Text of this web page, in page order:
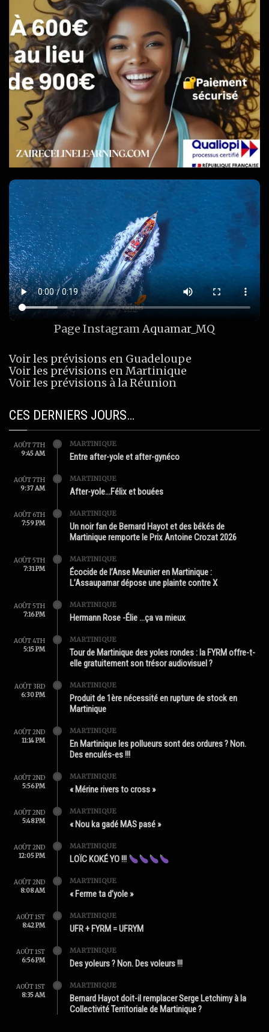
Page InstagramAquamar_MQ
Voir les prévisions en Guadeloupe
Voir les prévisions en Martinique
Voir les prévisions à la Réunion
CES DERNIERS JOURS…
AOÛT 7TH
9:45 AM
MARTINIQUE
Entre after-yole et after-gynéco
AOÛT 7TH
9:37 AM
MARTINIQUE
After-yole…Félix et bouées
AOÛT 6TH
7:59 PM
MARTINIQUE
Un noir fan de Bernard Hayot et des békés de
Martinique remporte le Prix Antoine Crozat 2026
AOÛT 5TH
7:31 PM
MARTINIQUE
Écocide de l’Anse Meunier en Martinique :
L’Assaupamar dépose une plainte contre X
AOÛT 5TH
7:16 PM
MARTINIQUE
Hermann Rose -Élie …ça va mieux
AOÛT 4TH
5:15 PM
MARTINIQUE
Tour de Martinique des yoles rondes : la FYRM offre-t-
elle gratuitement son trésor audiovisuel ?
AOÛT 3RD
6:30 PM
MARTINIQUE
Produit de 1ère nécessité en rupture de stock en
Martinique
AOÛT 2ND
11:14 PM
MARTINIQUE
En Martinique les pollueurs sont des ordures ? Non.
Des enculés-es !!!
AOÛT 2ND
5:56 PM
MARTINIQUE
« Mérine rivers to cross »
AOÛT 2ND
5:48 PM
MARTINIQUE
« Nou ka gadé MAS pasé »
AOÛT 2ND
12:05 PM
MARTINIQUE
LOÏC KOKÉ YO !!!
AOÛT 2ND
8:08 AM
MARTINIQUE
« Ferme ta d’yole »
AOÛT 1ST
8:42 PM
MARTINIQUE
UFR + FYRM = UFRYM
AOÛT 1ST
6:56 PM
MARTINIQUE
Des yoleurs ? Non. Des voleurs !!!
AOÛT 1ST
8:35 AM
MARTINIQUE
Bernard Hayot doit-il remplacer Serge Letchimy à la
Collectivité Territoriale de Martinique ?